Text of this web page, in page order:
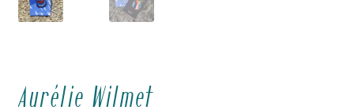
Aurélie Wilmet